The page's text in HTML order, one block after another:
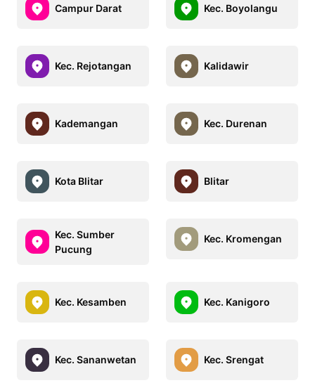
Campur Darat Kec. Boyolangu
Kec. Rejotangan Kalidawir
Kademangan Kec. Durenan
Kota Blitar Blitar
Kec. Sumber
Pucung
Kec. Kromengan
Kec. Kesamben Kec. Kanigoro
Kec. Sananwetan Kec. Srengat